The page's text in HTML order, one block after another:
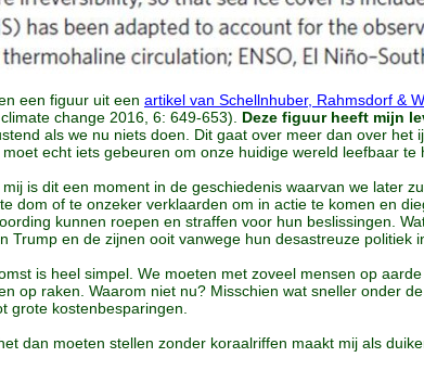
een figuur uit een artikel van Schellnhuber, Rahmsdorf &
change 2016, 6: 649-653). Deze figuur heeft mijn
als we nu niets doen. Dit gaat over meer dan over het
echt iets gebeuren om onze huidige wereld leefbaar te
mij is dit een moment in de geschiedenis waarvan we later
dom of te onzeker verklaarden om in actie te komen en
kunnen roepen en straffen voor hun beslissingen.
Trump en de zijnen ooit vanwege hun desastreuze politiek
is heel simpel. We moeten met zoveel mensen op
op raken. Waarom niet nu? Misschien wat sneller onder
grote kostenbesparingen.
dan moeten stellen zonder koraalriffen maakt mij als